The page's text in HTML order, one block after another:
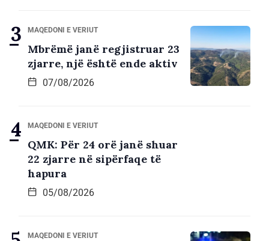
MAQEDONI E VERIUT
Mbrëmë janë regjistruar 23
zjarre, një është ende aktiv
07/08/2026
MAQEDONI E VERIUT
QMK: Për 24 orë janë shuar
22 zjarre në sipërfaqe të
hapura
05/08/2026
MAQEDONI E VERIUT